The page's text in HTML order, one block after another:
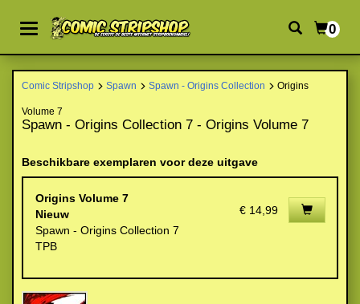
0
Comic Stripshop Spawn Spawn - Origins Collection Origins
Volume 7
Spawn - Origins Collection 7 - Origins Volume 7
Beschikbare exemplaren voor deze uitgave
Origins Volume 7
Nieuw
Spawn - Origins Collection 7
TPB
€ 14,99